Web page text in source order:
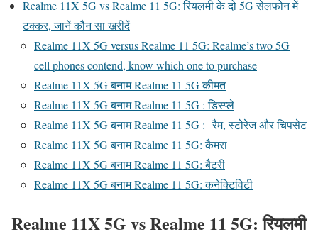
Realme 11X 5G vs Realme 11 5G: रियलमी के दो 5G सेलफोन में
टक्कर, जानें कौन सा खरीदें
Realme 11X 5G versus Realme 11 5G: Realme’s two 5G
cell phones contend, know which one to purchase
Realme 11X 5G बनाम Realme 11 5G कीमत
Realme 11X 5G बनाम Realme 11 5G : डिस्प्ले
Realme 11X 5G बनाम Realme 11 5G : रैम, स्टोरेज और चिपसेट
Realme 11X 5G बनाम Realme 11 5G: कैमरा
Realme 11X 5G बनाम Realme 11 5G: बैटरी
Realme 11X 5G बनाम Realme 11 5G: कनेक्टिविटी
Realme 11X 5G vs Realme 11 5G: रियलमी